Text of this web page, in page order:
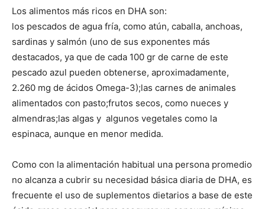
Los alimentos más ricos en DHA son:
los pescados de agua fría, como atún, caballa, anchoas,
sardinas y salmón (uno de sus exponentes más
destacados, ya que de cada 100 gr de carne de este
pescado azul pueden obtenerse, aproximadamente,
2.260 mg de ácidos Omega-3);las carnes de animales
alimentados con pasto;frutos secos, como nueces y
almendras;las algas y algunos vegetales como la
espinaca, aunque en menor medida.
Como con la alimentación habitual una persona promedio
no alcanza a cubrir su necesidad básica diaria de DHA, es
frecuente el uso de suplementos dietarios a base de este